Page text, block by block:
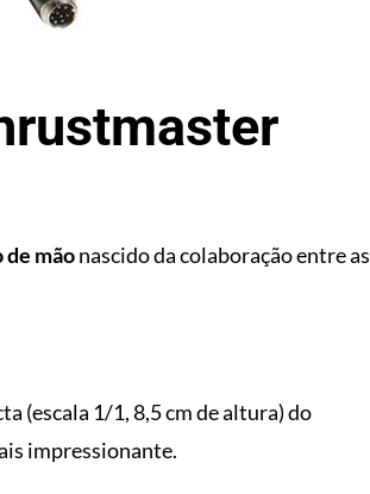
mãonascido da colaboração entre as
(escala 1/1, 8,5 cm de altura) do
impressionante.